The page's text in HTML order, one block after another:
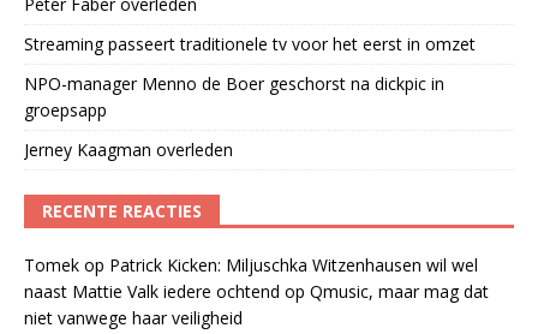
Streaming passeert traditionele tv voor het eerst in omzet
NPO-manager Menno de Boer geschorst na dickpic in
groepsapp
Jerney Kaagman overleden
RECENTE REACTIES
Tomek op Patrick Kicken: Miljuschka Witzenhausen wil wel
naast Mattie Valk iedere ochtend op Qmusic, maar mag dat
niet vanwege haar veiligheid